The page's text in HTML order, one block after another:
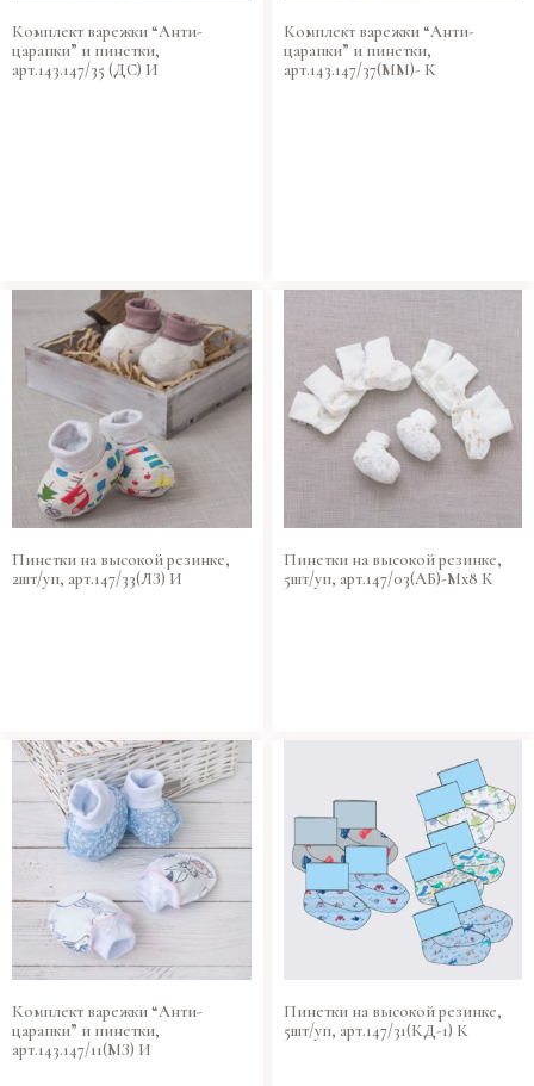
Комплект варежки “Анти-
царапки” и пинетки,
арт.143.147/35 (ДС) И
Комплект варежки “Анти-
царапки” и пинетки,
арт.143.147/37(ММ)- К
Пинетки на высокой резинке,
2шт/уп, арт.147/33(ЛЗ) И
Пинетки на высокой резинке,
5шт/уп, арт.147/03(АБ)-Мх8 К
Комплект варежки “Анти-
царапки” и пинетки,
арт.143.147/11(МЗ) И
Пинетки на высокой резинке,
5шт/уп, арт.147/31(КД-1) К